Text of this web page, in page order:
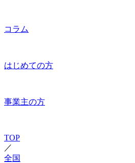
コラム
はじめての方
事業主の方
TOP
／
全国